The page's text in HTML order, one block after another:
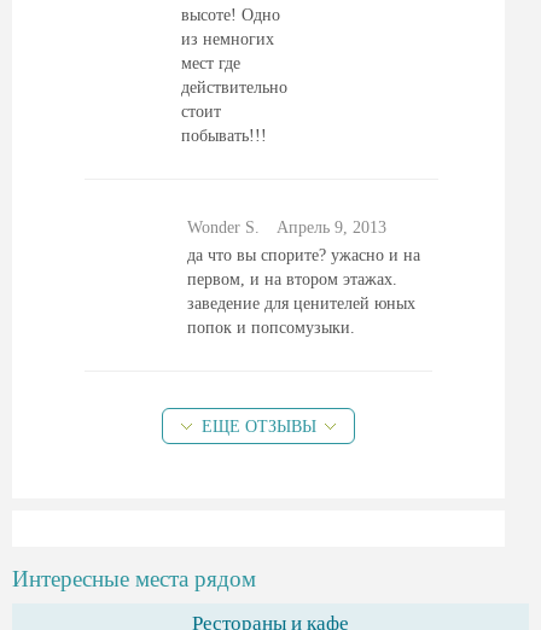
высоте! Одно
из немногих
мест где
действительно
стоит
побывать!!!
Wonder S.
Aпрель 9, 2013
да что вы спорите? ужасно и на
первом, и на втором этажах.
заведение для ценителей юных
попок и попсомузыки.
ЕЩЕ ОТЗЫВЫ
Интересные места рядом
Рестораны и кафе